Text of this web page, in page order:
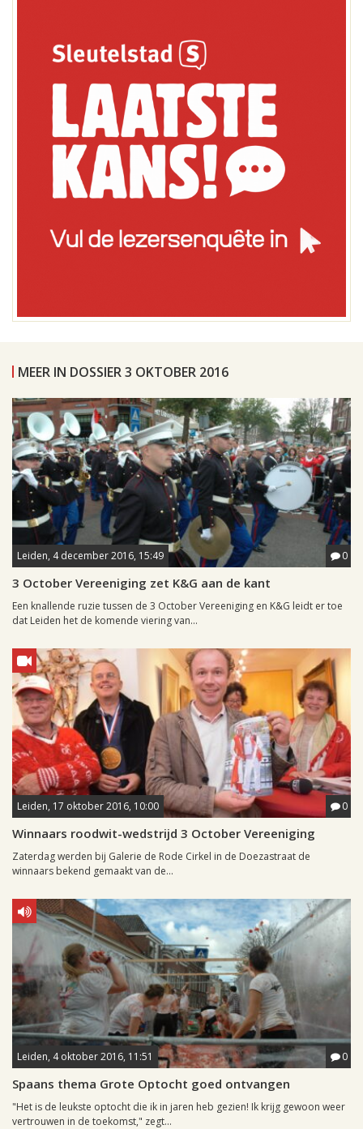
MEER IN DOSSIER 3 OKTOBER 2016
Leiden, 4 december 2016, 15:49 0
3 October Vereeniging zet K&G aan de kant
Een knallende ruzie tussen de 3 October Vereeniging en K&G leidt er toe
dat Leiden het de komende viering van...
Leiden, 17 oktober 2016, 10:00 0
Winnaars roodwit-wedstrijd 3 October Vereeniging
Zaterdag werden bij Galerie de Rode Cirkel in de Doezastraat de
winnaars bekend gemaakt van de...
Leiden, 4 oktober 2016, 11:51 0
Spaans thema Grote Optocht goed ontvangen
"Het is de leukste optocht die ik in jaren heb gezien! Ik krijg gewoon weer
vertrouwen in de toekomst," zegt...